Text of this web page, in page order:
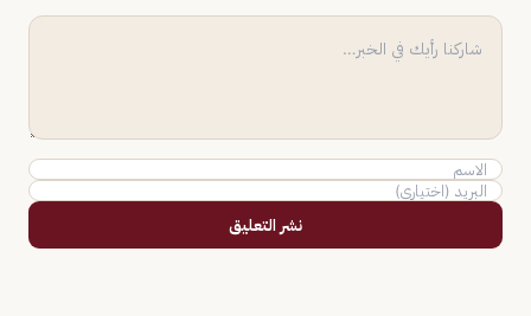
نشر التعليق